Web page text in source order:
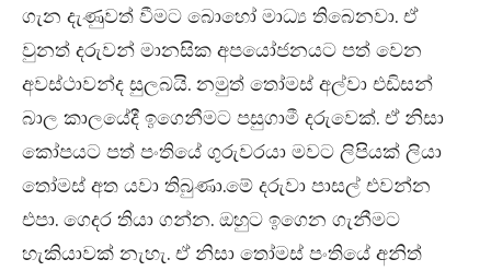
ගැන දැණුවත් වීමට බොහෝ මාධ්‍ය තිබෙනවා. ඒ
වුනත් දරුවන් මානසික අපයෝජනයට පත් වෙන
අවස්ථාවන්ද සුලබයි. නමුත් තෝමස් අල්වා එඩිසන්
බාල කාලයේදී ඉගෙනීමට පසුගාමී දරුවෙක්. ඒ නිසා
කෝපයට පත් පංතියේ ගුරුවරයා මවට ලිපියක් ලියා
තෝමස් අත යවා තිබුණා.මේ දරුවා පාසල් එවන්න
එපා. ගෙදර තියා ගන්න. ඔහුට ඉගෙන ගැනීමට
හැකියාවක් නැහැ. ඒ නිසා තෝමස් පංතියේ අනිත්